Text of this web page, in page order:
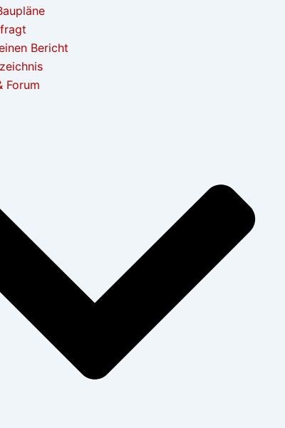
Bericht
Forum